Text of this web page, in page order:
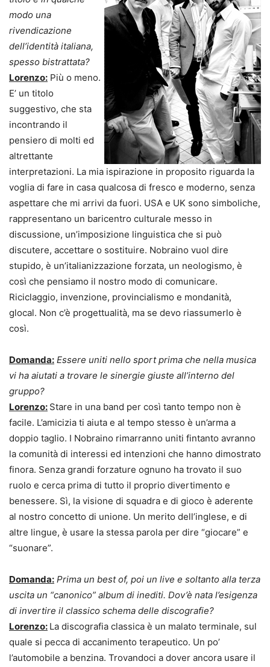
modo una
rivendicazione
dell’identità italiana,
spesso bistrattata?
Lorenzo: Più o meno.
E’ un titolo
suggestivo, che sta
incontrando il
pensiero di molti ed
altrettante
interpretazioni. La mia ispirazione in proposito riguarda la
voglia di fare in casa qualcosa di fresco e moderno, senza
aspettare che mi arrivi da fuori. USA e UK sono simboliche,
rappresentano un baricentro culturale messo in
discussione, un’imposizione linguistica che si può
discutere, accettare o sostituire. Nobraino vuol dire
stupido, è un’italianizzazione forzata, un neologismo, è
così che pensiamo il nostro modo di comunicare.
Riciclaggio, invenzione, provincialismo e mondanità,
glocal. Non c’è progettualità, ma se devo riassumerlo è
così.
Domanda: Essere uniti nello sport prima che nella musica
vi ha aiutati a trovare le sinergie giuste all’interno del
gruppo?
Lorenzo: Stare in una band per così tanto tempo non è
facile. L’amicizia ti aiuta e al tempo stesso è un’arma a
doppio taglio. I Nobraino rimarranno uniti fintanto avranno
la comunità di interessi ed intenzioni che hanno dimostrato
finora. Senza grandi forzature ognuno ha trovato il suo
ruolo e cerca prima di tutto il proprio divertimento e
benessere. Sì, la visione di squadra e di gioco è aderente
al nostro concetto di unione. Un merito dell’inglese, e di
altre lingue, è usare la stessa parola per dire “giocare” e
“suonare”.
Domanda: Prima un best of, poi un live e soltanto alla terza
uscita un “canonico” album di inediti. Dov’è nata l’esigenza
di invertire il classico schema delle discografie?
Lorenzo: La discografia classica è un malato terminale, sul
quale si pecca di accanimento terapeutico. Un po’
l’automobile a benzina. Trovandoci a dover ancora usare il